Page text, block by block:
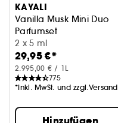
KAYALI
Vanilla Musk Mini Duo
Parfumset
2 x 5 ml
29,95 €*
2.995,00 € / 1L
775
*Inkl. MwSt. und zzgl.Versand